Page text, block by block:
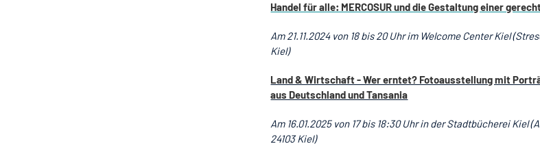
Handel für alle: MERCOSUR und die Gestaltung einer
Am 21.11.2024 von 18 bis 20 Uhr im Welcome Center Kiel
Kiel)
Land & Wirtschaft - Wer erntet? Fotoausstellung mit
aus Deutschland und Tansania
Am 16.01.2025 von 17 bis 18:30 Uhr in der Stadtbücherei Kiel
24103 Kiel)